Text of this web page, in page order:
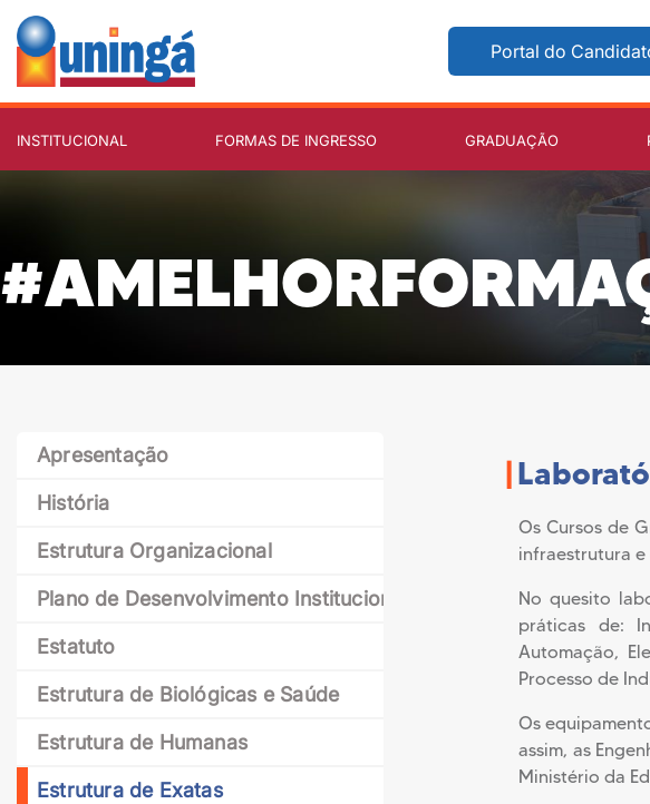
Portal do
INSTITUCIONAL FORMAS DE INGRESSO GRADUAÇÃO
Apresentação
História
Estrutura Organizacional
Plano de Desenvolvimento Institucional
Estatuto
Estrutura de Biológicas e Saúde
Estrutura de Humanas
Estrutura de Exatas
Im Rahmen
Ao longo de
In un workshop
All’interno di
Bei einem
Talabalar
|
Os Cursos de
infraestrutura
No quesito
práticas de:
Automação,
Processo de
Os
assim, as
Ministério da